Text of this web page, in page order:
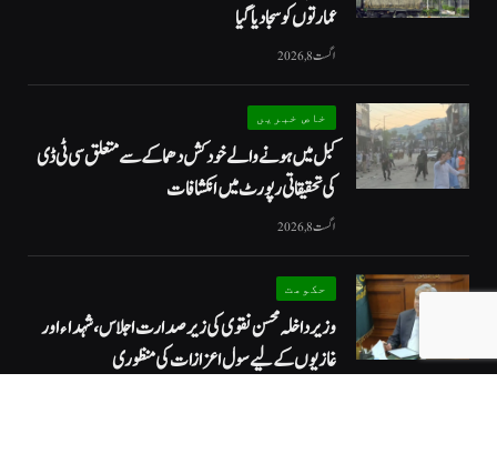
عمارتوں کو سجا دیا گیا
اگست 8, 2026
خاص خبریں
کبل میں ہونے والے خودکش دھماکے سے متعلق سی ٹی ڈی
کی تحقیقاتی رپورٹ میں انکشافات
اگست 8, 2026
حکومت
وزیرداخلہ محسن نقوی کی زیر صدارت اجلاس، شہداء اور
غازیوں کے لیے سول اعزازات کی منظوری